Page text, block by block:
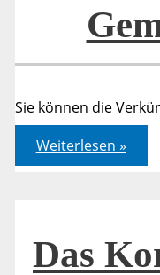
Sie können die
Gott
ist
treu
Gemeinschaft
Weiterlesen »
Das